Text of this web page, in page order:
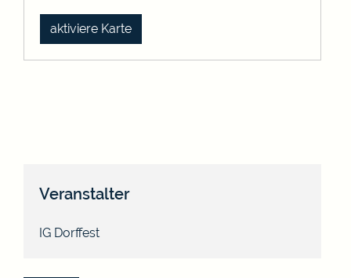
aktiviere Karte
Veranstalter
IG Dorffest